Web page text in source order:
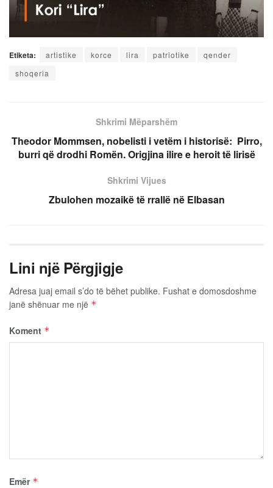
Etiketa: artistike korce lira patriotike
qender
shoqeria
Shkrimi Mëparshëm
Theodor Mommsen, nobelisti i vetëm i historisë: Pirro,
burri që drodhi Romën. Origjina ilire e heroit të lirisë
Shkrimi Vijues
Zbulohen mozaikë të rrallë në Elbasan
Lini një Përgjigje
Adresa juaj email s’do të bëhet publike. Fushat e domosdoshme
janë shënuar me një *
Koment *
Emër *